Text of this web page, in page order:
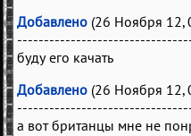
Добавлено (26 Ноября 12,
буду его качать
Добавлено (26 Ноября 12,
а вот британцы мне не